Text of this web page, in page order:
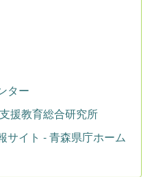
ター
援教育総合研究所
サイト - 青森県庁ホーム